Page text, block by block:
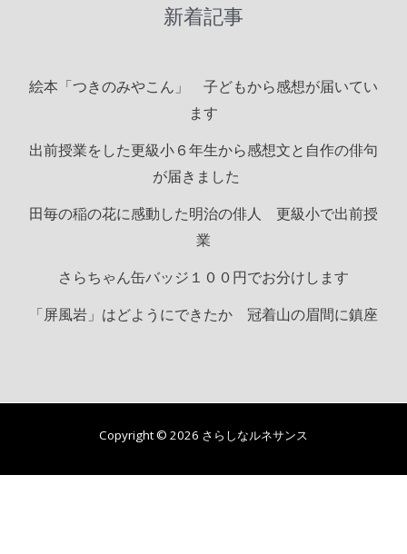
新着記事
絵本「つきのみやこん」 子どもから感想が届いてい
ます
出前授業をした更級小６年生から感想文と自作の俳句
が届きました
田毎の稲の花に感動した明治の俳人 更級小で出前授
業
さらちゃん缶バッジ１００円でお分けします
「屏風岩」はどようにできたか 冠着山の眉間に鎮座
Copyright © 2026 さらしなルネサンス